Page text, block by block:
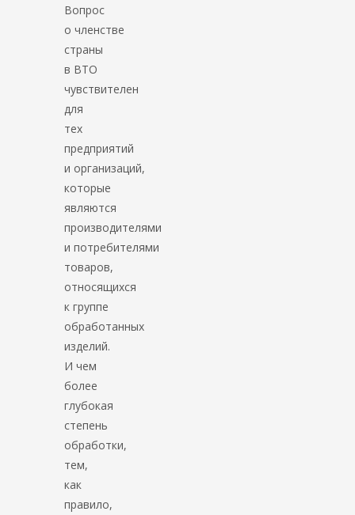
Вопрос
о членстве
страны
в ВТО
чувствителен
для
тех
предприятий
и организаций,
которые
являются
производителями
и потребителями
товаров,
относящихся
к группе
обработанных
изделий.
И чем
более
глубокая
степень
обработки,
тем,
как
правило,